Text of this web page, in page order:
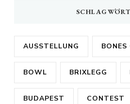
AUSSTELLUNG BONES
BOWL BRIXLEGG
BUDAPEST CONTEST